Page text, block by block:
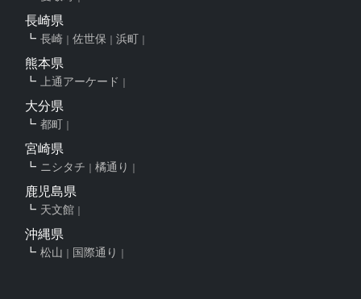
長崎県
長崎 佐世保 浜町
熊本県
上通アーケード
大分県
都町
宮崎県
ニシタチ 橘通り
鹿児島県
天文館
沖縄県
松山 国際通り